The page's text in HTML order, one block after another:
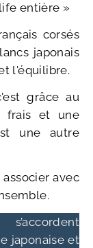
entière »
corsés
japonais
l'équilibre.
grâce au
frais et une
une autre
avec
japonaise et